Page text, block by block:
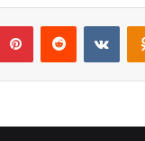
PinterestReddit